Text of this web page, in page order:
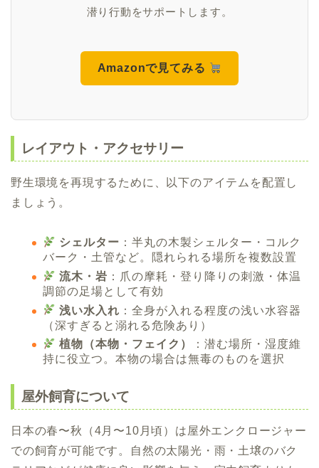
潜り行動をサポートします。
Amazonで見てみる
レイアウト・アクセサリー
野生環境を再現するために、以下のアイテムを配置し
ましょう。
シェルター ：半丸の木製シェルター・コルク
バーク・土管など。隠れられる場所を複数設置
流木・岩 ：爪の摩耗・登り降りの刺激・体温
調節の足場として有効
浅い水入れ ：全身が入れる程度の浅い水容器
（深すぎると溺れる危険あり）
植物（本物・フェイク）
：潜む場所・湿度維
持に役立つ。本物の場合は無毒のものを選択
屋外飼育について
日本の春〜秋（4月〜10月頃）は屋外エンクロージャー
での飼育が可能です。自然の太陽光・雨・土壌のバク